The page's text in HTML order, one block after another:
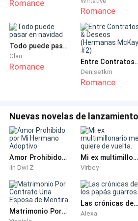
consciente del hecho de que a su
nada de ella, sabía que su hija solo
Una sonrisa irónica se dibujó en
cucharón, sacar los guantes de
encarar a su hija.
"Bueno, sí, porque no esperaba
Daniella con indiferencia, con
Jessica hizo una mueca al
respuesta de su hija.
"¿Has visto a papá?", preguntó
Romance
Romance
Todo puede pasar en navidad
Clau
Romance Entre Contratos &
Denisetkm
Romance
Nuevas novelas de lanzamiento
Amor Prohibido por Mi Hermano Adoptivo
Iin Dwi Z
Mi ex multimillonario me quiere de vuelta.
Virbey
Matrimonio Por Contrato Una Esposa de Mentira
Las crónicas de los papás guarros
Alexa